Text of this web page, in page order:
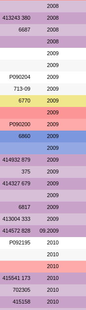
2008
413243 380 2008
6687 2008
2008
2009
2009
P090204 2009
713-09 2009
6770 2009
2009
P090200 2009
6860 2009
2009
414932 879 2009
375 2009
414327 679 2009
2009
6817 2009
413004 333 2009
414572 828 09.2009
P092195 2010
2010
2010
415541 173 2010
702305 2010
415158 2010